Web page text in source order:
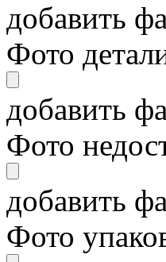
добавить
Фото
добавить
Фото
добавить
Фото